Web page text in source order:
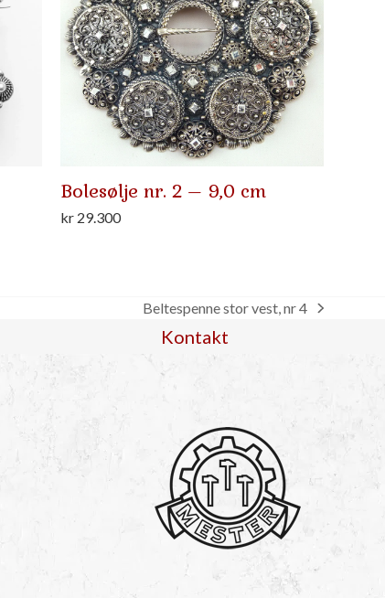
Bolesølje nr. 2 – 9,0 cm
kr 29.300
next
post:
Beltespenne stor vest, nr 4
Kontakt